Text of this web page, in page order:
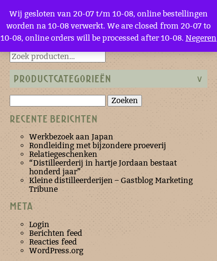
Terug naar de homepage
PRODUCTCATEGORIEËN
Zoeken
naar:
RECENTE BERICHTEN
Werkbezoek aan Japan
Rondleiding met bijzondere proeverij
Relatiegeschenken
“Distilleerderij in hartje Jordaan bestaat
honderd jaar”
Kleine distilleerderijen – Gastblog Marketing
Tribune
META
Login
Berichten feed
Reacties feed
WordPress.org
Wij gesloten van 20-07 t/m 10-08, online bestellingen
worden na 10-08 verwerkt. We are closed from 20-07 to
10-08, online orders will be processed after 10-08. Negeren